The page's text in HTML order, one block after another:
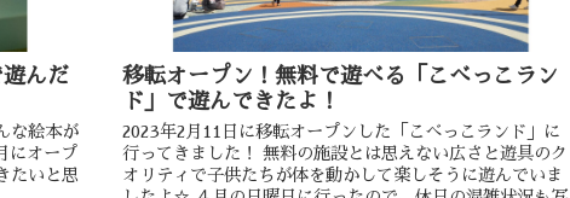
んだ
な絵本が
にオープ
たいと思
移転オープン！無料で遊べる「こべっこラン
ド」で遊んできたよ！
2023年2月11日に移転オープンした「こべっこランド」に
行ってきました！ 無料の施設とは思えない広さと遊具のク
オリティで子供たちが体を動かして楽しそうに遊んでいま